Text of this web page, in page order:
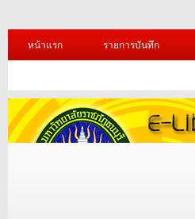
หน้าแรก รายการบันทึก